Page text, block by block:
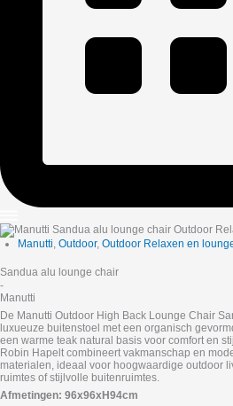
Manutti, Outdoor, Outdoor Relaxen en
Sandua alu lounge chair
-
Manutti
De Manutti Outdoor High Back Lounge Chair
luxueuze buitenstoel met een organisch
een warme teak natural basis voor comfort en
Robin Hapelt combineert vakmanschap en
materialen, ideaal voor hoogwaardige outdoor
ruimtes of stijlvolle buitenruimtes.
Afmetingen: 96x96xH94cm